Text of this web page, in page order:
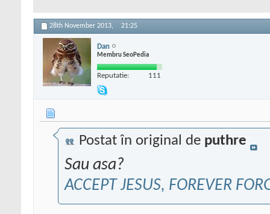
28th November 2013, 21:25
Dan
Membru SeoPedia
Reputatie: 111
Postat în original de puthre
Sau asa?
ACCEPT JESUS, FOREVER